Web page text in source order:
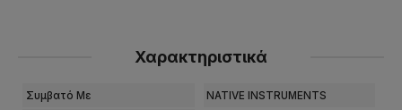
Χαρακτηριστικά
Συμβατό Με NATIVE INSTRUMENTS